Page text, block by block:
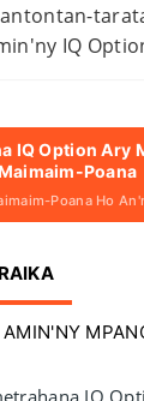
IQ
IQ Option Ary
Poana
Poana Ho
AMIN'NY
IQ